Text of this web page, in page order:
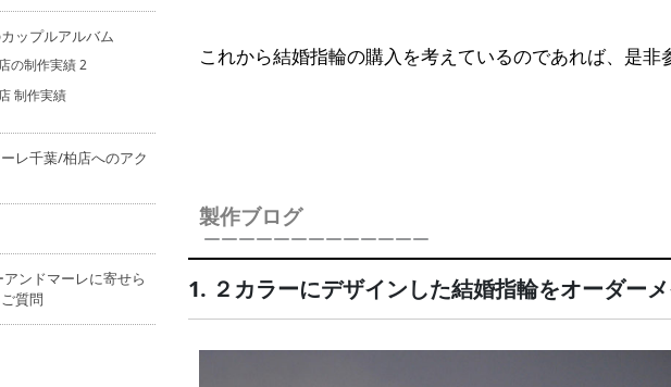
これから結婚指輪の購入を考えているのであれば、是非
製作ブログ
￣￣￣￣￣￣￣￣￣￣￣￣￣
1. ２カラーにデザインした結婚指輪をオーダー
ップルアルバム
の制作実績 2
制作実績
レ千葉/柏店へのアク
ンドマーレに寄せら
質問